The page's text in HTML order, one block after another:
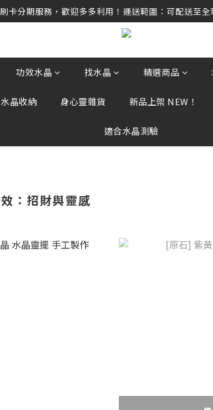
卡分期服務，歡迎多多利用！運送範圍：可配送至
卡分期服務，歡迎多多利用！運送範圍：可配送至
何訂單資訊、補運費差額或付款，請勿點選任何不
卡分期服務，歡迎多多利用！運送範圍：可配送至
功效水晶 找水晶 精選商品
晶收納 身心靈雜貨 新品上架 NEW！
適合水晶測驗
效：招財與靈感